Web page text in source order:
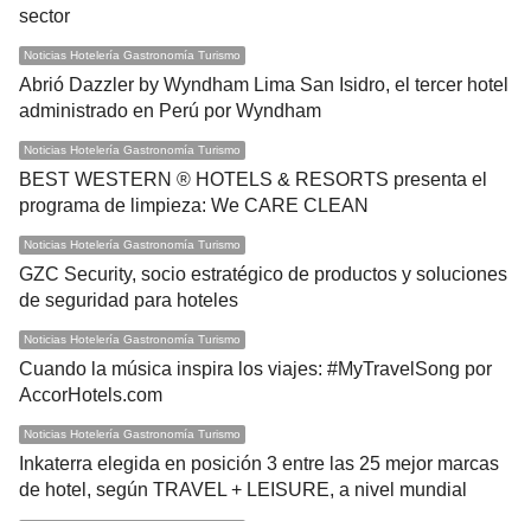
sector
Noticias Hotelería Gastronomía Turismo
Abrió Dazzler by Wyndham Lima San Isidro, el tercer hotel
administrado en Perú por Wyndham
Noticias Hotelería Gastronomía Turismo
BEST WESTERN ® HOTELS & RESORTS presenta el
programa de limpieza: We CARE CLEAN
Noticias Hotelería Gastronomía Turismo
GZC Security, socio estratégico de productos y soluciones
de seguridad para hoteles
Noticias Hotelería Gastronomía Turismo
Cuando la música inspira los viajes: #MyTravelSong por
AccorHotels.com
Noticias Hotelería Gastronomía Turismo
Inkaterra elegida en posición 3 entre las 25 mejor marcas
de hotel, según TRAVEL + LEISURE, a nivel mundial